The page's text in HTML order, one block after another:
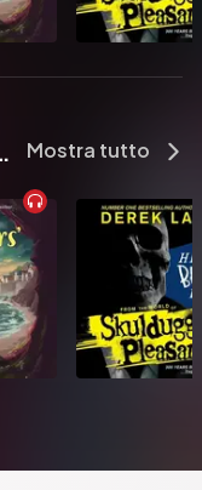
Mostra tutto